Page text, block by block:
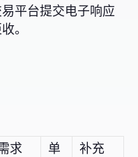
平台提交电子响应
。
求
单
补充